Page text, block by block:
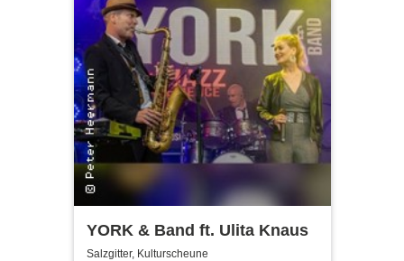
YORK & Band ft. Ulita Knaus
Salzgitter, Kulturscheune